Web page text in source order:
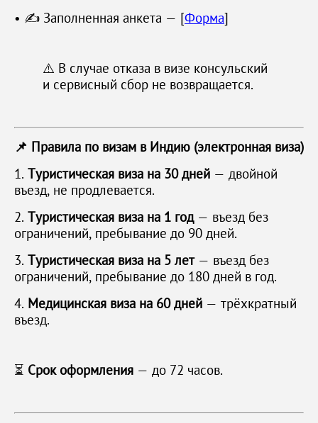
• ✍️ Заполненная анкета — [Форма]
⚠️ В случае отказа в визе консульский
и сервисный сбор не возвращается.
📌 Правила по визам в Индию (электронная виза)
1. Туристическая виза на 30 дней — двойной
въезд, не продлевается.
2. Туристическая виза на 1 год— въезд без
ограничений, пребывание до 90 дней.
3. Туристическая виза на 5 лет— въезд без
ограничений, пребывание до 180 дней в год.
4. Медицинская виза на 60 дней — трёхкратный
въезд.
⏳ Срок оформления — до 72 часов.